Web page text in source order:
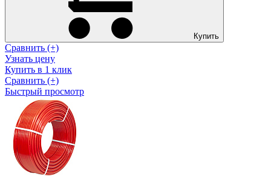
Купить
Сравнить (+)
Узнать цену
Купить в 1 клик
Сравнить (+)
Быстрый просмотр